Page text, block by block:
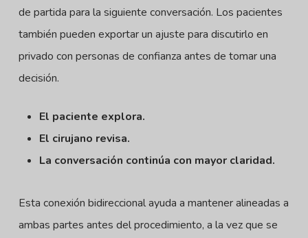
de partida para la siguiente conversación. Los pacientes
también pueden exportar un ajuste para discutirlo en
privado con personas de confianza antes de tomar una
decisión.
El paciente explora.
El cirujano revisa.
La conversación continúa con mayor claridad.
Esta conexión bidireccional ayuda a mantener alineadas a
ambas partes antes del procedimiento, a la vez que se